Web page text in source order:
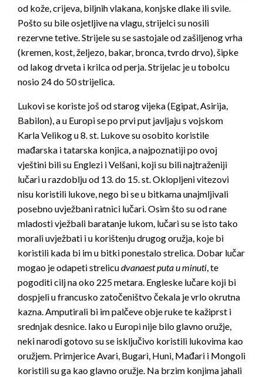
od kože, crijeva, biljnih vlakana, konjske dlake ili svile.
Pošto su bile osjetljive na vlagu, strijelci su nosili
rezervne tetive. Strijele su se sastojale od zašiljenog vrha
(kremen, kost, željezo, bakar, bronca, tvrdo drvo), šipke
od lakog drveta i krilca od perja. Strijelac je u tobolcu
nosio 24 do 50 strijelica.
Lukovi se koriste još od starog vijeka (Egipat, Asirija,
Babilon), a u Europi se po prvi put javljaju s vojskom
Karla Velikog u 8. st. Lukove su osobito koristile
mađarska i tatarska konjica, a najpoznatiji po ovoj
vještini bili su Englezi i Velšani, koji su bili najtraženiji
lučari u razdoblju od 13. do 15. st. Oklopljeni vitezovi
nisu koristili lukove, nego bi se u bitkama unajmljivali
posebno uvježbani ratnici lučari. Osim što su od rane
mladosti vježbali baratanje lukom, lučari su se isto tako
morali uvježbati i u korištenju drugog oružja, koje bi
koristili kada bi im u bitki ponestalo strelica. Dobar lučar
mogao je odapeti strelicudvanaest puta u minuti, te
pogoditi cilj na oko 225 metara. Engleske lučare koji bi
dospjeli u francusko zatočeništvo čekala je vrlo okrutna
kazna. Amputirali bi im palčeve obje ruke te kažiprst i
srednjak desnice. Iako u Europi nije bilo glavno oružje,
neki narodi gotovo su se isključivo koristili lukovima kao
oružjem. Primjerice Avari, Bugari, Huni, Mađari i Mongoli
koristili su ga kao glavno oružje. Na brzim konjima jahali